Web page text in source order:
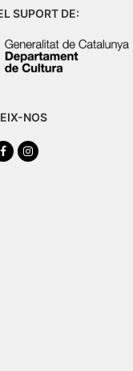
SUPORT DE:
NOS
FacebookInstagram